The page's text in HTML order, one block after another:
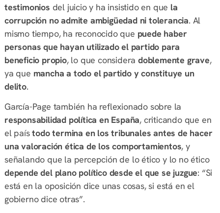
testimonios del juicio y ha insistido en que la
corrupción no admite ambigüedad ni tolerancia. Al
mismo tiempo, ha reconocido que puede haber
personas que hayan utilizado el partido para
beneficio propio, lo que considera doblemente grave,
ya que mancha a todo el partido y constituye un
delito.
García-Page también ha reflexionado sobre la
responsabilidad política en España, criticando que en
el paístodo termina en los tribunales antes de hacer
una valoración ética de los comportamientos, y
señalando que la percepción de lo ético y lo no ético
depende del plano político desde el que se juzgue: “Si
está en la oposición dice unas cosas, si está en el
gobierno dice otras”.